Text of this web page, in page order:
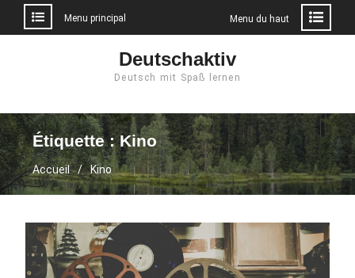
Menu principal Menu du haut
Deutschaktiv
Deutsch mit Spaß lernen
Étiquette :Kino
Accueil Kino